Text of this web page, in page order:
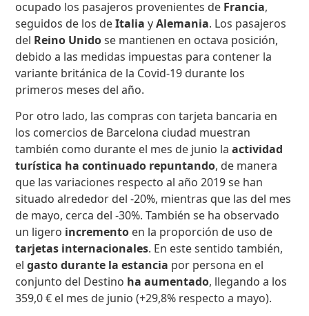
ocupado los pasajeros provenientes de Francia,
seguidos de los deItalia yAlemania. Los pasajeros
del Reino Unidose mantienen en octava posición,
debido a las medidas impuestas para contener la
variante británica de la Covid-19 durante los
primeros meses del año.
Por otro lado, las compras con tarjeta bancaria en
los comercios de Barcelona ciudad muestran
también como durante el mes de junio laactividad
turística ha continuado repuntando, de manera
que las variaciones respecto al año 2019 se han
situado alrededor del -20%, mientras que las del mes
de mayo, cerca del -30%. También se ha observado
un ligero incremento en la proporción de uso de
tarjetas internacionales. En este sentido también,
elgasto durante la estancia por persona en el
conjunto del Destino ha aumentado, llegando a los
359,0 € el mes de junio (+29,8% respecto a mayo).